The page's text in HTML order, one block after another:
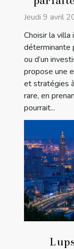
Jeudi 9 avril
Choisir la
déterminante
ou d’un
propose une
et stratégies
rare, en
pourrait...